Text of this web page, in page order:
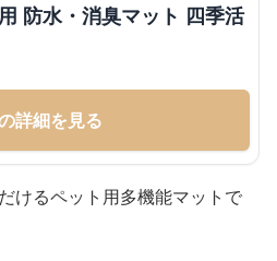
防水・消臭マット 四季活
詳細を見る
けるペット用多機能マットで